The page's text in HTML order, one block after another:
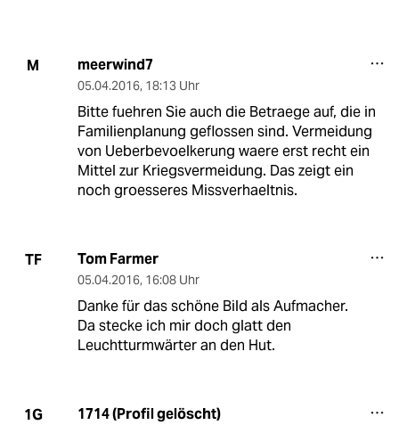
M meerwind7
05.04.2016, 18:13 Uhr
Bitte fuehren Sie auch die Betraege auf, die in
Familienplanung geflossen sind. Vermeidung
von Ueberbevoelkerung waere erst recht ein
Mittel zur Kriegsvermeidung. Das zeigt ein
noch groesseres Missverhaeltnis.
TF Tom Farmer
05.04.2016, 16:08 Uhr
Danke für das schöne Bild als Aufmacher.
Da stecke ich mir doch glatt den
Leuchtturmwärter an den Hut.
1G 1714 (Profil gelöscht)